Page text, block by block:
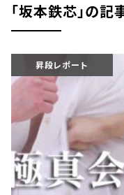
｢坂本鉄芯｣の記
昇段レポート